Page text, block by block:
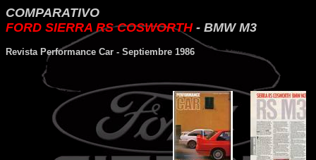
COMPARATIVO
FORD SIERRA RS COSWORTH - BMW M3
Revista Performance Car - Septiembre 1986